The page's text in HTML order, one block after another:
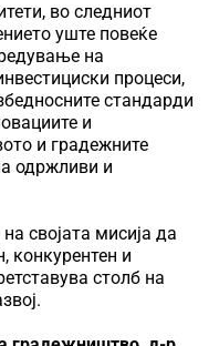
во следниот
уште повеќе
на
процеси,
стандарди
и
и градежните
одржливи и
својата мисија да
конкурентен и
столб на